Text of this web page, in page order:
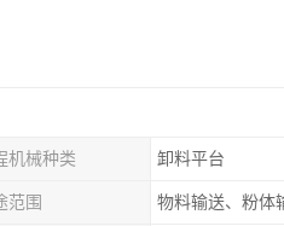
机械种类 卸料平台
范围 物料输送、粉体